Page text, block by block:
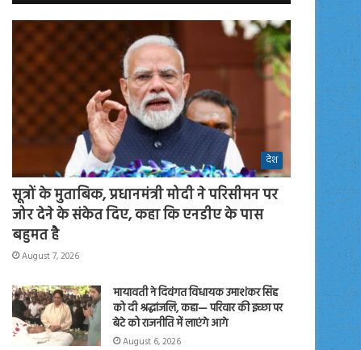
देश
सूत्रों के मुताबिक, प्रधानमंत्री मोदी ने परिसीमन पर
जोर देने के संकेत दिए, कहा कि एनडीए के पास
बहुमत है
August 7, 2026
मायावती ने दिवंगत विधायक उमाशंकर सिंह
को दी श्रद्धांजलि, कहा— परिवार की इच्छा पर
बेटे को राजनीति में लाएंगे आगे
August 6, 2026